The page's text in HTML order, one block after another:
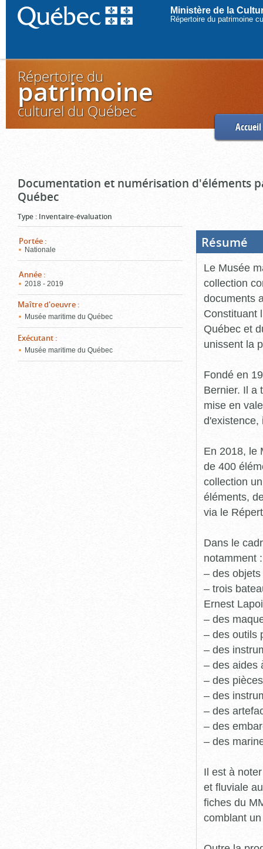
Ministère de la
Répertoire du patrimoine
Répertoire du
patrimoine
culturel du Québec
Accueil
Documentation et numérisation d'éléments
Québec
Type : Inventaire-évaluation
Portée :
Nationale
Année :
2018 - 2019
Maître d'oeuvre :
Musée maritime du Québec
Exécutant :
Musée maritime du Québec
Résumé
Le Musée
collection
documents
Constituant
Québec et
unissent la
Fondé en
Bernier. Il a
mise en
d'existence,
En 2018, le
de 400
collection
éléments,
via le
Dans le
notamment :
– des
– trois
Ernest
– des
– des outils
– des
– des aides
– des
– des
– des
– des
– des
Il est à
et fluviale
fiches du
comblant